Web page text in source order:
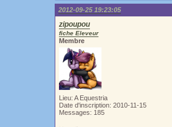
2012-09-25 19:23:05
zipoupou
fiche Eleveur
Membre
Lieu: A Equestria
Date d'inscription: 2010-11-15
Messages: 185